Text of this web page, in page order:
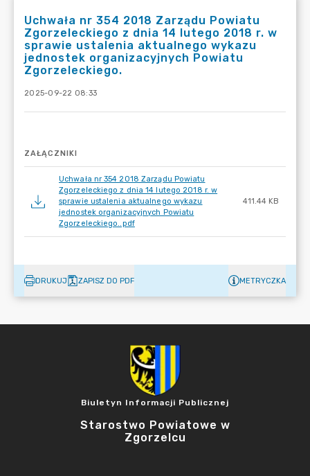
Uchwała nr 354 2018 Zarządu Powiatu
Zgorzeleckiego z dnia 14 lutego 2018 r. w
sprawie ustalenia aktualnego wykazu
jednostek organizacyjnych Powiatu
Zgorzeleckiego.
2025-09-22 08:33
ZAŁĄCZNIKI
Uchwała nr 354 2018 Zarządu Powiatu
Zgorzeleckiego z dnia 14 lutego 2018 r. w
sprawie ustalenia aktualnego wykazu
jednostek organizacyjnych Powiatu
Zgorzeleckiego..pdf
411.44 KB
DRUKUJ ZAPISZ DO PDF METRYCZKA
Biuletyn Informacji Publicznej
Starostwo Powiatowe w
Zgorzelcu